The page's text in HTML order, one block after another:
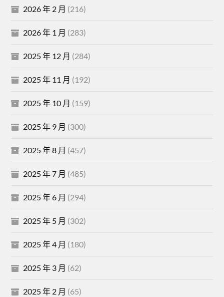
2026 年 2 月 (216)
2026 年 1 月 (283)
2025 年 12 月 (284)
2025 年 11 月 (192)
2025 年 10 月 (159)
2025 年 9 月 (300)
2025 年 8 月 (457)
2025 年 7 月 (485)
2025 年 6 月 (294)
2025 年 5 月 (302)
2025 年 4 月 (180)
2025 年 3 月 (62)
2025 年 2 月 (65)